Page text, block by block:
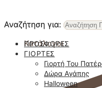
Αναζήτηση για:
Κατάλογοι
Αναζήτηση για:
ΠΡΟΣΦΟΡΈΣ
ΓΙΟΡΤΈΣ
Γιορτή Του
Δώρα Αγάπης
Halloween